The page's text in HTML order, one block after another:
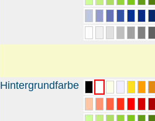
Hintergrundfarbe